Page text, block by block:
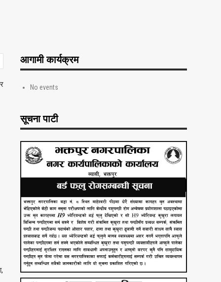
र
आगामी कार्यक्रम
No events
सूचना पाटी